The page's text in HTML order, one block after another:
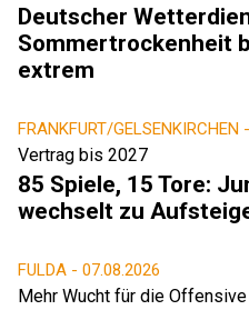
Deutscher
Sommertrockenheit
extrem
FRANKFURT/GELSENKIRCHEN -
Vertrag bis 2027
85 Spiele, 15 Tore:
wechselt zu
FULDA - 07.08.2026
Mehr Wucht für die Offensive